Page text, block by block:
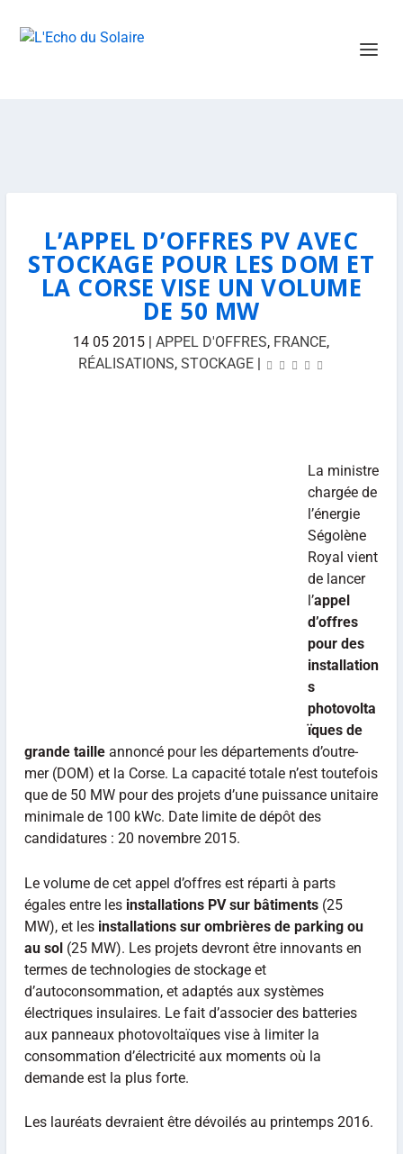
L’APPEL D’OFFRES PV AVEC
STOCKAGE POUR LES DOM ET
LA CORSE VISE UN VOLUME
DE 50 MW
14 05 2015 |APPEL D'OFFRES, FRANCE,
RÉALISATIONS,STOCKAGE |
La ministre
chargée de
l’énergie
Ségolène
Royal vient
de lancer
l’appel
d’offres
pour des
installation
s
photovolta
ïques de
grande tailleannoncé pour les départements d’outre-
mer (DOM) et la Corse. La capacité totale n’est toutefois
que de 50 MW pour des projets d’une puissance unitaire
minimale de 100 kWc. Date limite de dépôt des
candidatures : 20 novembre 2015.
Le volume de cet appel d’offres est réparti à parts
égales entre les installations PV sur bâtiments(25
MW), et les installations sur ombrières de parking ou
au sol(25 MW). Les projets devront être innovants en
termes de technologies de stockage et
d’autoconsommation, et adaptés aux systèmes
électriques insulaires. Le fait d’associer des batteries
aux panneaux photovoltaïques vise à limiter la
consommation d’électricité aux moments où la
demande est la plus forte.
Les lauréats devraient être dévoilés au printemps 2016.